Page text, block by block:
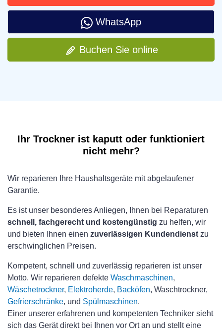
WhatsApp
Buchen Sie online
Ihr Trockner ist kaputt oder funktioniert
nicht mehr?
Wir reparieren Ihre Haushaltsgeräte mit abgelaufener
Garantie.
Es ist unser besonderes Anliegen, Ihnen bei Reparaturen
schnell, fachgerecht und kostengünstig zu helfen, wir
und bieten Ihnen einen zuverlässigen Kundendienst zu
erschwinglichen Preisen.
Kompetent, schnell und zuverlässig reparieren ist unser
Motto. Wir reparieren defekte Waschmaschinen,
Wäschetrockner, Elektroherde, Backöfen, Waschtrockner,
Gefrierschränke, und Spülmaschinen.
Einer unserer erfahrenen und kompetenten Techniker sieht
sich das Gerät direkt bei Ihnen vor Ort an und stellt eine